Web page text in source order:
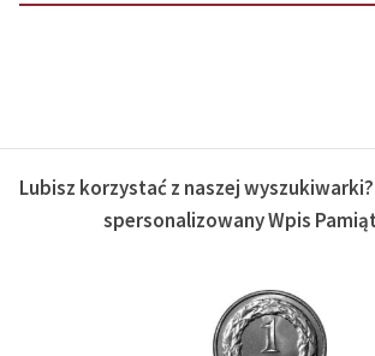
Lubisz korzystać z naszej
spersonalizowany Wpis